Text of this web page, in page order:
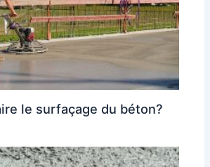
le surfaçage du béton?